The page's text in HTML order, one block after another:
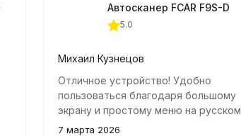
Автосканер FCAR F9S-D
5.0
Михаил Кузнецов
Отличное устройство! Удобно
пользоваться благодаря большому
экрану и простому меню на русском
языке. Все функции работают четко,
7 марта 2026